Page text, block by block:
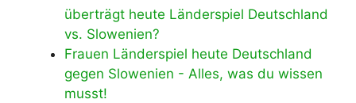
überträgt heute Länderspiel Deutschland
vs. Slowenien?
Frauen Länderspiel heute Deutschland
gegen Slowenien - Alles, was du wissen
musst!